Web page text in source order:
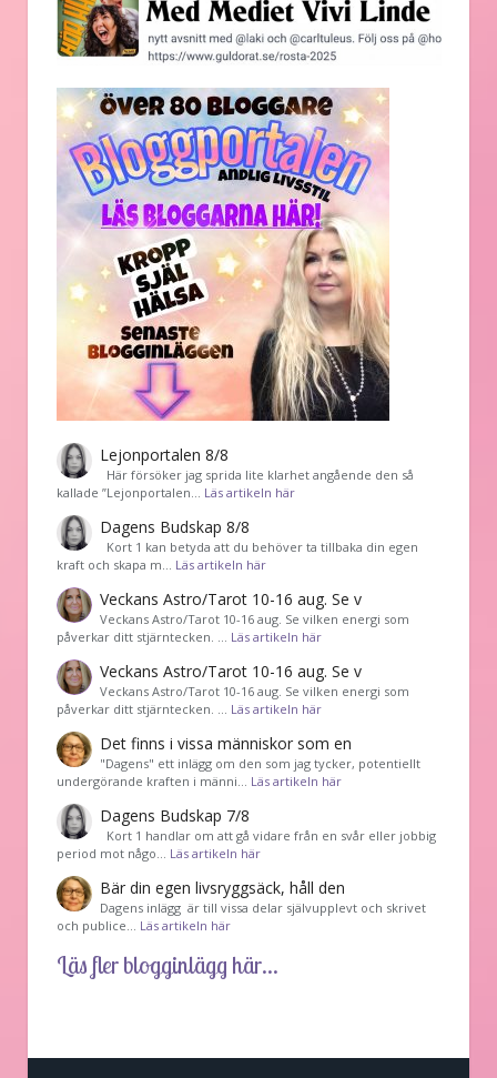
Lejonportalen 8/8
Här försöker jag sprida lite klarhet angående den så
kallade ”Lejonportalen… Läs artikeln här
Dagens Budskap 8/8
Kort 1 kan betyda att du behöver ta tillbaka din egen
kraft och skapa m… Läs artikeln här
Veckans Astro/Tarot 10-16 aug. Se v
Veckans Astro/Tarot 10-16 aug. Se vilken energi som
påverkar ditt stjärntecken. … Läs artikeln här
Veckans Astro/Tarot 10-16 aug. Se v
Veckans Astro/Tarot 10-16 aug. Se vilken energi som
påverkar ditt stjärntecken. … Läs artikeln här
Det finns i vissa människor som en
"Dagens" ett inlägg om den som jag tycker, potentiellt
undergörande kraften i männi… Läs artikeln här
Dagens Budskap 7/8
Kort 1 handlar om att gå vidare från en svår eller jobbig
period mot någo… Läs artikeln här
Bär din egen livsryggsäck, håll den
Dagens inlägg är till vissa delar självupplevt och skrivet
och publice… Läs artikeln här
Läs fler blogginlägg här...